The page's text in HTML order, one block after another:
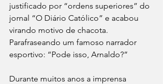
justificado por “ordens superiores” do
jornal “O Diário Católico” e acabou
virando motivo de chacota.
Parafraseando um famoso narrador
esportivo: “Pode isso, Arnaldo?”
Durante muitos anos a imprensa